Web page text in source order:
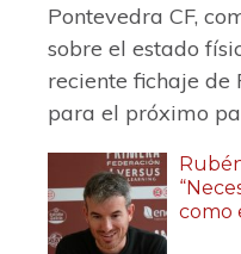
Pontevedra CF,
sobre el estado
reciente fichaje de
para el próximo
como